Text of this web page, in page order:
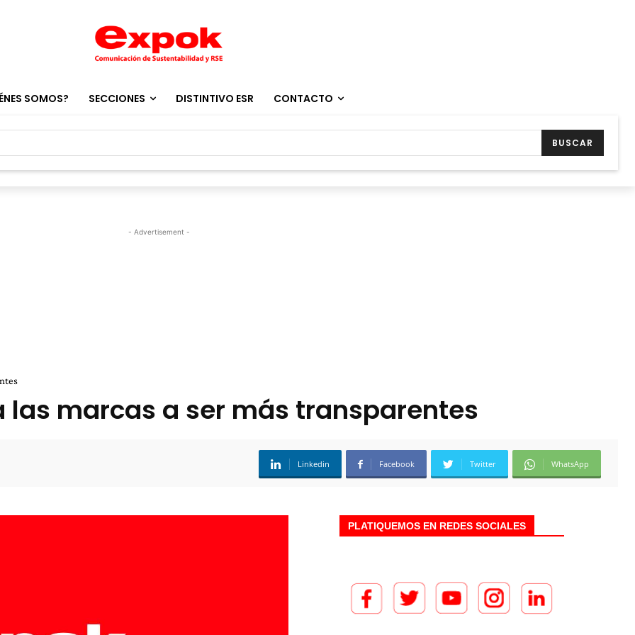
SOMOS? SECCIONES DISTINTIVO ESR CONTACTO
BUSCAR
- Advertisement -
marcas a ser más transparentes
Linkedin Facebook Twitter WhatsApp
PLATIQUEMOS EN REDES SOCIALES